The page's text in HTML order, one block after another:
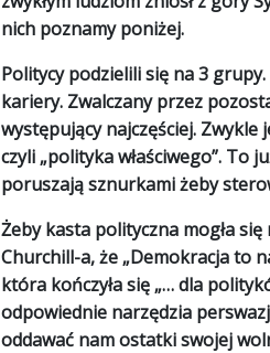
nich poznamy poniżej.
Politycy podzielili się na 3
kariery. Zwalczany przez
występujący najczęściej.
czyli „polityka właściwego”. To
poruszają sznurkami żeby
Żeby kasta polityczna mogła
Churchill-a, że „Demokracja to
która kończyła się „… dla
odpowiednie narzędzia
oddawać nam ostatki swojej